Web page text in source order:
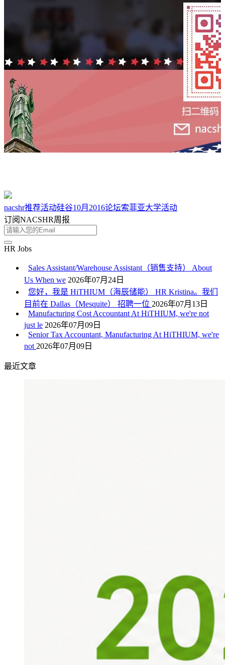
nacshr推荐活动硅谷10月 2016论坛索菲亚大学活动
订阅NACSHR周报
HR Jobs
Sales Assistant/Warehouse Assistant（销售支持） About
Us When we 2026年07月24日
您好，我是 HiTHIUM（海辰储能） HR Kristina。我们
目前在 Dallas（Mesquite） 招聘一位 2026年07月13日
Manufacturing Cost Accountant At HiTHIUM, we're not
just le 2026年07月09日
Senior Tax Accountant, Manufacturing At HiTHIUM, we're
not 2026年07月09日
最近文章